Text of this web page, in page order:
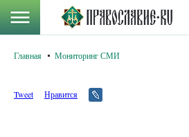
Главная Мониторинг СМИ
Tweet Нравится